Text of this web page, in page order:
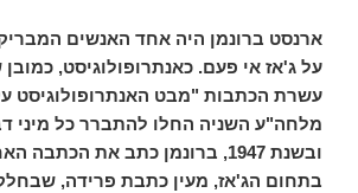
ארנסט ברונמן היה אחד האנשים
על ג'אז אי פעם. כאנתרופולוגיסט,
עשרת הכתבות "מבט האנתרופולוגיסט
מלחה"ע השניה החלו להתברר כל מיני
ובשנת 1947, ברונמן כתב את הכתבה
בתחום הג'אז, מעין כתבת פרידה,